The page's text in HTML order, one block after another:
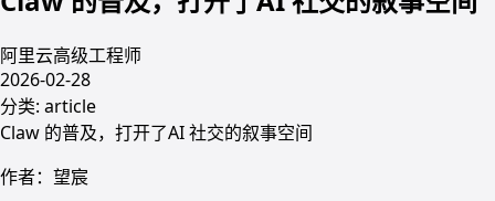
阿里云高级工程师
2026-02-28
分类: article
Claw 的普及，打开了AI 社交的叙事空间
作者：望宸